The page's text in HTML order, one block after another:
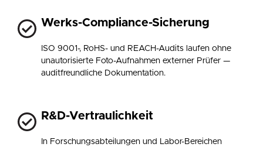
Werks-Compliance-Sicherung
ISO 9001-, RoHS- und REACH-Audits laufen ohne
unautorisierte Foto-Aufnahmen externer Prüfer —
auditfreundliche Dokumentation.
R&D-Vertraulichkeit
In Forschungsabteilungen und Labor-Bereichen